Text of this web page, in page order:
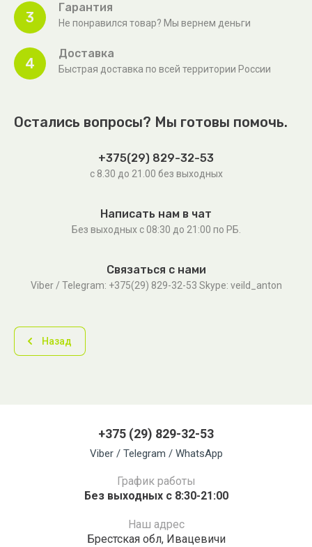
3
Гарантия
Не понравился товар? Мы вернем деньги
4
Доставка
Быстрая доставка по всей территории России
Остались вопросы? Мы готовы помочь.
+375(29) 829-32-53
с 8.30 до 21.00 без выходных
Написать нам в чат
Без выходных c 08:30 до 21:00 по РБ.
Связаться с нами
Viber / Telegram: +375(29) 829-32-53 Skype: veild_anton
Назад
+375 (29) 829-32-53
Viber / Telegram / WhatsApp
График работы
Без выходных с 8:30-21:00
Наш адрес
Брестская обл, Ивацевичи